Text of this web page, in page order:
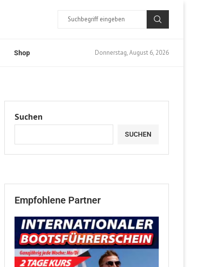
Shop Donnerstag, August 6, 2026
Suchen
SUCHEN
Empfohlene Partner